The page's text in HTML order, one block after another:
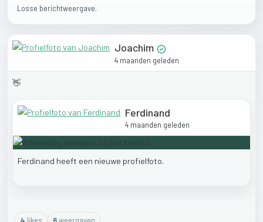
Losse berichtweergave.
Joachim
4 maanden geleden
👋
Ferdinand
4 maanden geleden
Ferdinand heeft een nieuwe profielfoto.
4 likes 6weergaven